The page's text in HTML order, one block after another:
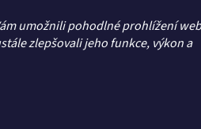
umožnili pohodlné prohlížení
zlepšovali jeho funkce, výkon a